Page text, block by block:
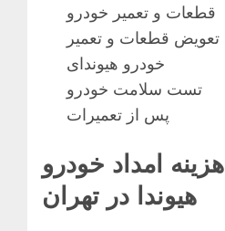
قطعات و تعمیر خودرو
تعویض قطعات و تعمیر
خودرو هیوندای
تست سلامت خودرو
پس از تعمیرات
هزینه امداد خودرو
هیوندا در تهران